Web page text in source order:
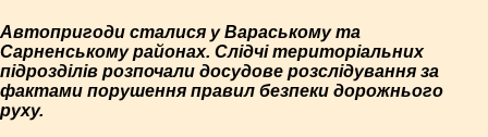
Автопригоди сталися у Вараському та
Сарненському районах. Слідчі територіальних
підрозділів розпочали досудове розслідування за
фактами порушення правил безпеки дорожнього
руху.